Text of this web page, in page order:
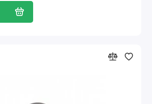
бытовой техники